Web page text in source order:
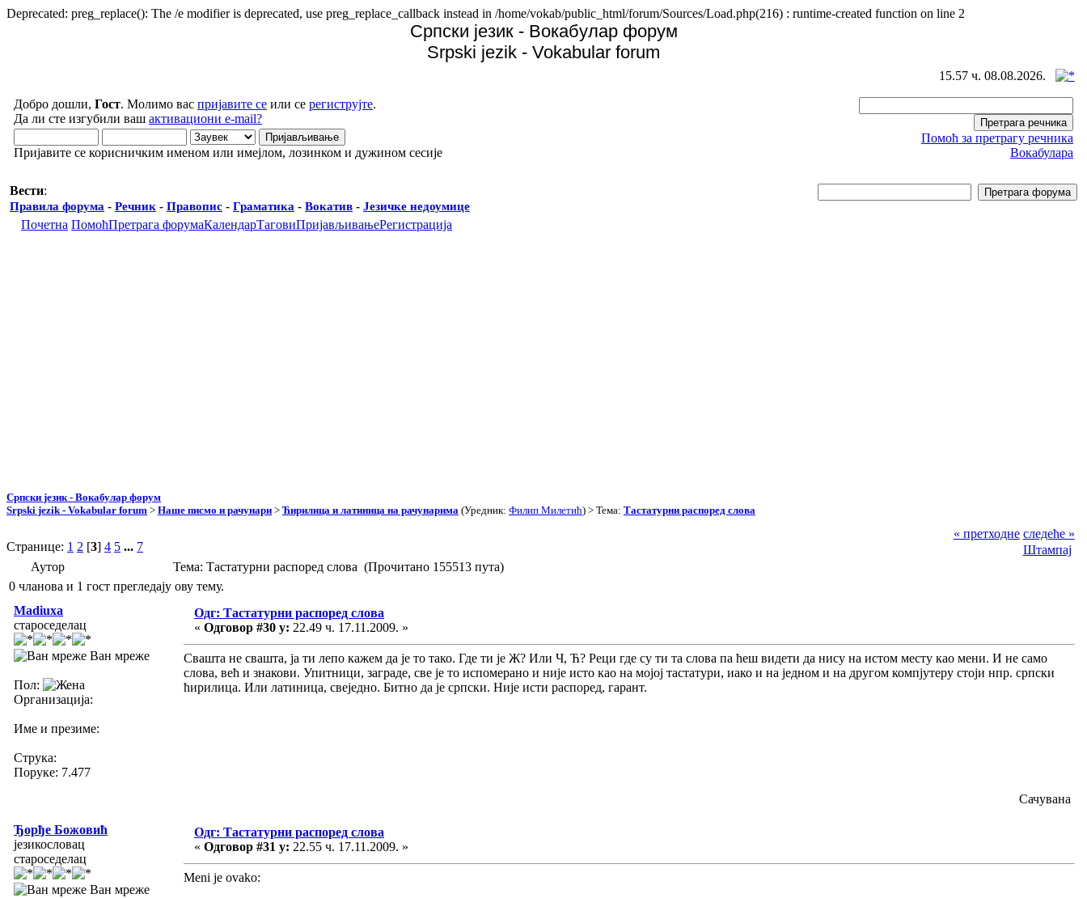
Deprecated: preg_replace(): The /e modifier is deprecated, use preg_replace_callback instead in /home/vokab/public_html/forum/Sources/Load.php(216) : runtime-created function on line 2
Српски језик - Вокабулар форум
Srpski jezik - Vokabular forum
15.57 ч. 08.08.2026.
Добро дошли, Гост. Молимо вас пријавите се или се региструјте.
Да ли сте изгубили ваш активациони e-mail?
Пријавите се корисничким именом или имејлом, лозинком и дужином сесије
Помоћ за претрагу речника
Вокабулара
Вести:
Правила форума - Речник - Правопис - Граматика - Вокатив - Језичке недоумице
Почетна ПомоћПретрага форумаКалендарТаговиПријављивањеРегистрација
Српски језик - Вокабулар форум
Srpski jezik - Vokabular forum > Наше писмо и рачунари >Ћирилица и латиница на рачунарима (Уредник: Филип Милетић) > Тема: Тастатурни распоред слова
Странице: 1 2 [3] 4 5 ... 7
« претходне следеће »
Штампај
Аутор
Тема: Тастатурни распоред слова (Прочитано 155513 пута)
0 чланова и 1 гост прегледају ову тему.
Madiuxa
староседелац
Ван мреже
Пол:
Организација:
Име и презиме:
Струка:
Поруке: 7.477
Одг: Тастатурни распоред слова
« Одговор #30 у: 22.49 ч. 17.11.2009. »
Свашта не свашта, ја ти лепо кажем да је то тако. Где ти је Ж? Или Ч, Ћ? Реци где су ти та слова па ћеш видети да нису на истом месту као мени. И не само
слова, већ и знакови. Упитници, заграде, све је то испомерано и није исто као на мојој тастатури, иако и на једном и на другом компјутеру стоји нпр. српски
ћирилица. Или латиница, свеједно. Битно да је српски. Није исти распоред, гарант.
Сачувана
Ђорђе Божовић
језикословац
староседелац
Ван мреже
Одг: Тастатурни распоред слова
« Одговор #31 у: 22.55 ч. 17.11.2009. »
Meni je ovako: